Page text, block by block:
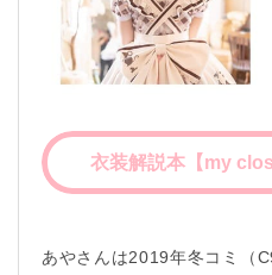
衣装解説本【my
あやさんは2019年冬コミ（